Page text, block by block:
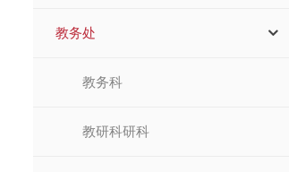
教务处
教务科
教研科研科